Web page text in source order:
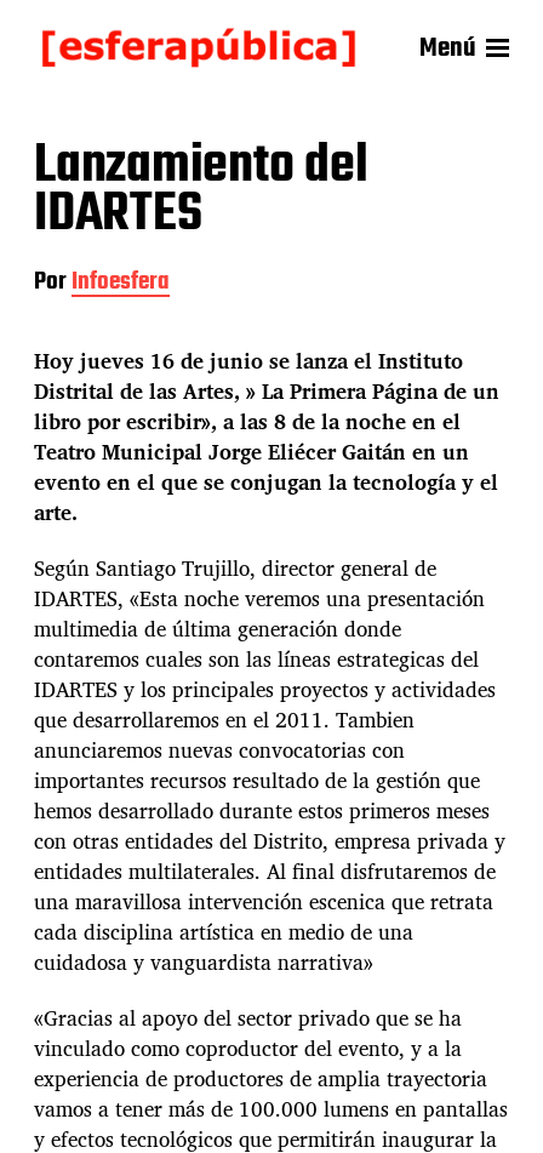
Menú
Lanzamiento del
IDARTES
PorInfoesfera
Hoy jueves 16 de junio se lanza el Instituto
Distrital de las Artes, » La Primera Página de un
libro por escribir», a las 8 de la noche en el
Teatro Municipal Jorge Eliécer Gaitán en un
evento en el que se conjugan la tecnología y el
arte.
Según Santiago Trujillo, director general de
IDARTES, «Esta noche veremos una presentación
multimedia de última generación donde
contaremos cuales son las líneas estrategicas del
IDARTES y los principales proyectos y actividades
que desarrollaremos en el 2011. Tambien
anunciaremos nuevas convocatorias con
importantes recursos resultado de la gestión que
hemos desarrollado durante estos primeros meses
con otras entidades del Distrito, empresa privada y
entidades multilaterales. Al final disfrutaremos de
una maravillosa intervención escenica que retrata
cada disciplina artística en medio de una
cuidadosa y vanguardista narrativa»
«Gracias al apoyo del sector privado que se ha
vinculado como coproductor del evento, y a la
experiencia de productores de amplia trayectoria
vamos a tener más de 100.000 lumens en pantallas
y efectos tecnológicos que permitirán inaugurar la